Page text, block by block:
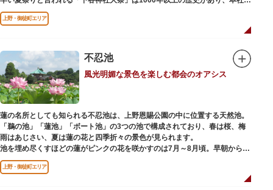
輿の渡御を行う「本祭り」と、町会神輿の渡御だけの「陰祭り」が隔年に行
われています。
本殿には、日本を代表する画家 横山大観による「龍」の天井絵が掲げられて
「句碑」や、初代・三笑亭可楽の寄席が境内で初めて開かれたという「寄席
発祥之地」の石碑などの見どころも。
オリジナルの朱印帳の販売や、月や日によって限定の御朱印頒布も行ってい
ます。
上野・御徒町エリア
不忍池
風光明媚な景色を楽しむ都会のオアシス
蓮の名所としても知られる不忍池は、上野恩賜公園の中に位置する天然池。
「鵜の池」「蓮池」「ボート池」の3つの池で構成されており、春は桜、梅
雨はあじさい、夏は蓮の花と四季折々の景色が見られます。
池を埋め尽くすほどの蓮がピンクの花を咲かすのは7月～8月頃。早朝から午
前のみ開花するので、シーズン中は多くの観光客が朝早くから池を訪れま
す。綺麗な蓮の花を近くから観察できるデッキを散歩しながら朝の不忍池を
上野・御徒町エリア